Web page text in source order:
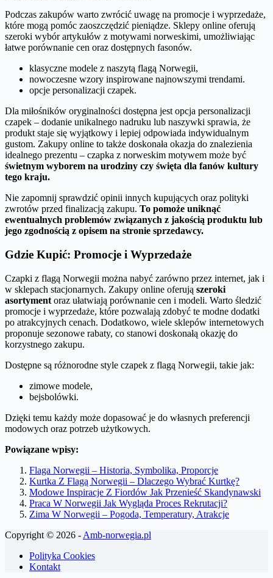
Podczas zakupów warto zwrócić uwagę na promocje i wyprzedaże,
które mogą pomóc zaoszczędzić pieniądze. Sklepy online oferują
szeroki wybór artykułów z motywami norweskimi, umożliwiając
łatwe porównanie cen oraz dostępnych fasonów.
klasyczne modele z naszytą flagą Norwegii,
nowoczesne wzory inspirowane najnowszymi trendami.
opcje personalizacji czapek.
Dla miłośników oryginalności dostępna jest opcja personalizacji
czapek – dodanie unikalnego nadruku lub naszywki sprawia, że
produkt staje się wyjątkowy i lepiej odpowiada indywidualnym
gustom. Zakupy online to także doskonała okazja do znalezienia
idealnego prezentu – czapka z norweskim motywem może być
świetnym wyborem na urodziny czy święta dla fanów kultury
tego kraju.
Nie zapomnij sprawdzić opinii innych kupujących oraz polityki
zwrotów przed finalizacją zakupu. To pomoże uniknąć
ewentualnych problemów związanych z jakością produktu lub
jego zgodnością z opisem na stronie sprzedawcy.
Gdzie Kupić: Promocje i Wyprzedaże
Czapki z flagą Norwegii można nabyć zarówno przez internet, jak i
w sklepach stacjonarnych. Zakupy online oferują szeroki
asortyment oraz ułatwiają porównanie cen i modeli. Warto śledzić
promocje i wyprzedaże, które pozwalają zdobyć te modne dodatki
po atrakcyjnych cenach. Dodatkowo, wiele sklepów internetowych
proponuje sezonowe rabaty, co stanowi doskonałą okazję do
korzystnego zakupu.
Dostępne są różnorodne style czapek z flagą Norwegii, takie jak:
zimowe modele,
bejsbolówki.
Dzięki temu każdy może dopasować je do własnych preferencji
modowych oraz potrzeb użytkowych.
Powiązane wpisy:
Flaga Norwegii – Historia, Symbolika, Proporcje
Kurtka Z Flagą Norwegii – Dlaczego Wybrać Kurtkę?
Modowe Inspiracje Z Fiordów Jak Przenieść Skandynawski
Praca W Norwegii Jak Wygląda Proces Rekrutacji?
Zima W Norwegii – Pogoda, Temperatury, Atrakcje
Copyright © 2026 - Amb-norwegia.pl
Polityka Cookies
Kontakt